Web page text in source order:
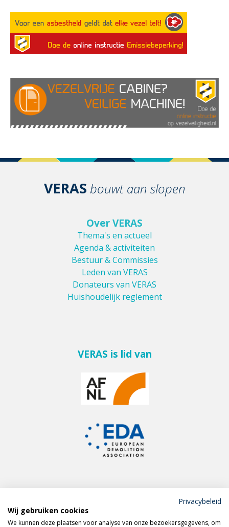
VERAS bouwt aan slopen
Over VERAS
Thema's en actueel
Agenda & activiteiten
Bestuur & Commissies
Leden van VERAS
Donateurs van VERAS
Huishoudelijk reglement
VERAS is lid van
Meld je aan voor de
Privacybeleid
Wij gebruiken cookies
We kunnen deze plaatsen voor analyse van onze bezoekersgegevens, om